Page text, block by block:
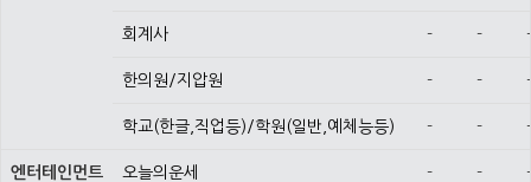
회계사 - - -
한의원/지압원 - - -
학교(한글,직업등)/학원(일반,예체능등) - - -
엔터테인먼트 오늘의운세 - - -